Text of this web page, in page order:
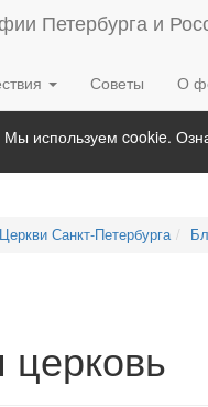
Советы О
Мы используем cookie.
Церкви Санкт-Петербурга
церковь